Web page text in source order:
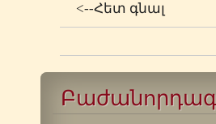
<--Հետ գնալ